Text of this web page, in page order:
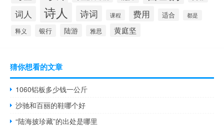
词人 诗人 诗词 课程 费用 适合 都是
释义 银行 陆游 雅思 黄庭坚
猜你想看的文章
1060铝板多少钱一公斤
沙驰和百丽的鞋哪个好
“陆海披珍藏”的出处是哪里